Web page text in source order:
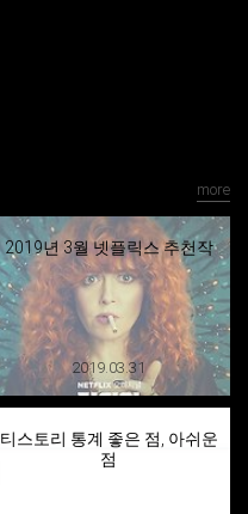
2019년 3월 넷플릭스 추천작
2019.03.31
티스토리 통계 좋은 점, 아쉬운
점
more